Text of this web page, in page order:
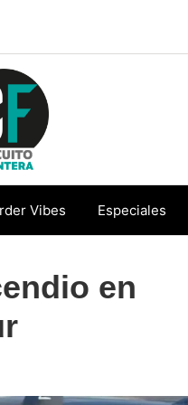
Vibes Especiales
en